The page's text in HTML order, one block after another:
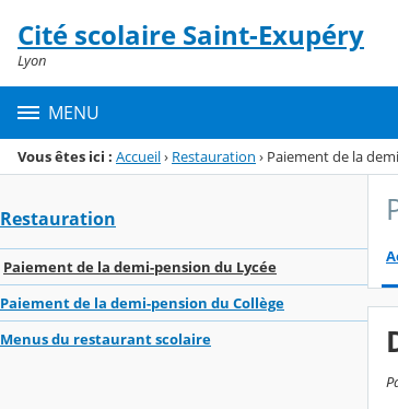
Menu de la rubrique
Contenu
Cité scolaire Saint-Exupéry
Lyon
MENU
Vous êtes ici : Accueil› Restauration › Paiement de la
Restauration
Paiement de la demi-pension du Lycée
Paiement de la demi-pension du Collège
Menus du restaurant scolaire